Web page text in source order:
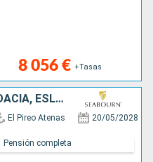
8 056 € +Tasas
GRECIA, MONTENEGRO, CROACIA, ESLOVENIA, MALTA, ITALIA
El Pireo Atenas 20/05/2028
Pensión completa